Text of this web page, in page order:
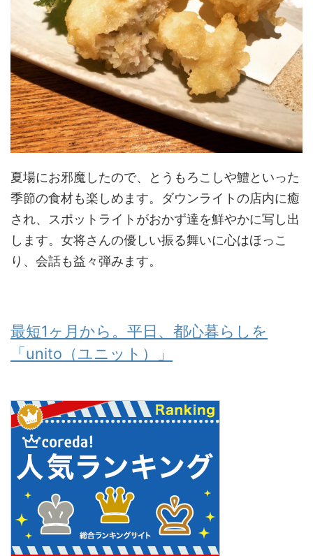
夏場にお邪魔したので、とうもろこしや鱧といった
季節の食材も楽しめます。ダウンライトの店内に癒
され、スポットライトがおかず達を鮮やかに写し出
します。女将さんの優しい振る舞いに心はほっこ
り、会話も益々弾みます。
最短1ヶ月から。平日、都心暮らしを
「unito（ユニット）」